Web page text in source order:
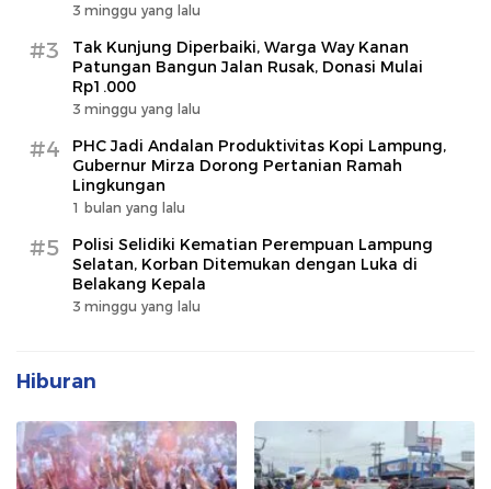
3 minggu yang lalu
#3
Tak Kunjung Diperbaiki, Warga Way Kanan
Patungan Bangun Jalan Rusak, Donasi Mulai
Rp1.000
3 minggu yang lalu
#4
PHC Jadi Andalan Produktivitas Kopi Lampung,
Gubernur Mirza Dorong Pertanian Ramah
Lingkungan
1 bulan yang lalu
#5
Polisi Selidiki Kematian Perempuan Lampung
Selatan, Korban Ditemukan dengan Luka di
Belakang Kepala
3 minggu yang lalu
Hiburan